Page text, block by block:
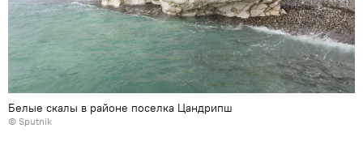
Белые скалы в районе поселка Цандрипш
© Sputnik